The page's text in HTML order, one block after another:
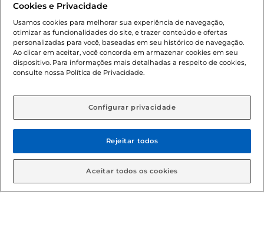
cliente. Os preços, ofertas e condições são exclusivos para
o e-commerce e válidos durante o dia de hoje, podendo
sofrer alterações sem prévia notificação. Proibida a venda
de bebidas alcoólicas para menores de 18 anos, conforme
Lei n.º 8069/90, art. 81, inciso II (Estatuto da Criança e do
Adolescente). Preços e condições exclusivos para o
aviso prévio. O valor mínimo para as compras on-line é de
© 2026 Copyright. Todos os direitos
reservados Gbarbosa.
Cookies e Privacidade
Usamos cookies para melhorar sua experiência de navegação,
otimizar as funcionalidades do site, e trazer conteúdo e ofertas
personalizadas para você, baseadas em seu histórico de navegação.
Ao clicar em aceitar, você concorda em armazenar cookies em seu
dispositivo. Para informações mais detalhadas a respeito de cookies,
consulte nossa Política de Privacidade.
Configurar privacidade
Rejeitar todos
Aceitar todos os cookies